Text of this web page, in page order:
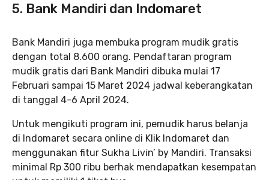
5. Bank Mandiri dan Indomaret
Bank Mandiri juga membuka program mudik gratis
dengan total 8.600 orang. Pendaftaran program
mudik gratis dari Bank Mandiri dibuka mulai 17
Februari sampai 15 Maret 2024 jadwal keberangkatan
di tanggal 4-6 April 2024.
Untuk mengikuti program ini, pemudik harus belanja
di Indomaret secara online di Klik Indomaret dan
menggunakan fitur Sukha Livin’ by Mandiri. Transaksi
minimal Rp 300 ribu berhak mendapatkan kesempatan